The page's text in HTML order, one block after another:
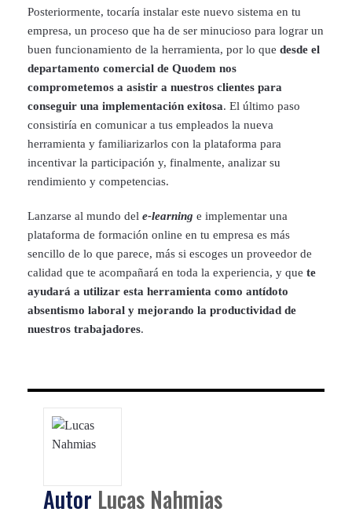
Posteriormente, tocaría instalar este nuevo sistema en tu
empresa, un proceso que ha de ser minucioso para lograr un
buen funcionamiento de la herramienta, por lo que desde el
departamento comercial de Quodem nos
comprometemos a asistir a nuestros clientes para
conseguir una implementación exitosa. El último paso
consistiría en comunicar a tus empleados la nueva
herramienta y familiarizarlos con la plataforma para
incentivar la participación y, finalmente, analizar su
rendimiento y competencias.
Lanzarse al mundo del e-learning e implementar una
plataforma de formación online en tu empresa es más
sencillo de lo que parece, más si escoges un proveedor de
calidad que te acompañará en toda la experiencia, y que te
ayudará a utilizar esta herramienta como antídoto
absentismo laboral y mejorando la productividad de
nuestros trabajadores.
Autor Lucas Nahmias